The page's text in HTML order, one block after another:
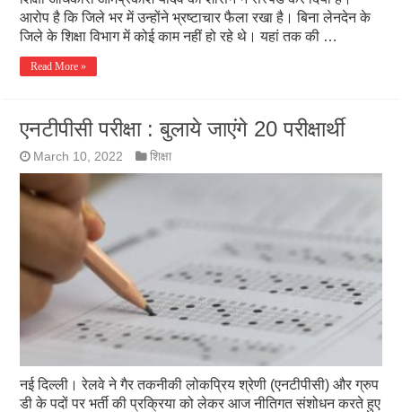
आरोप है कि जिले भर में उन्होंने भ्रष्टाचार फैला रखा है। बिना लेनदेन के
जिले के शिक्षा विभाग में कोई काम नहीं हो रहे थे। यहां तक की …
Read More »
एनटीपीसी परीक्षा : बुलाये जाएंगे 20 परीक्षार्थी
March 10, 2022 शिक्षा
नई दिल्ली। रेलवे ने गैर तकनीकी लोकप्रिय श्रेणी (एनटीपीसी) और ग्रुप
डी के पदों पर भर्ती की प्रक्रिया को लेकर आज नीतिगत संशोधन करते हुए